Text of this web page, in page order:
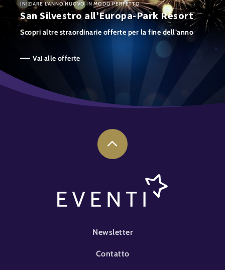
INIZIARE L’ANNO NUOVO IN MODO PERFETTO
San Silvestro all’Europa-Park Resort
Scopri altre straordinarie offerte per la fine dell’anno
Vai alle offerte
FOOTER-EVENT
Newsletter
Contatto